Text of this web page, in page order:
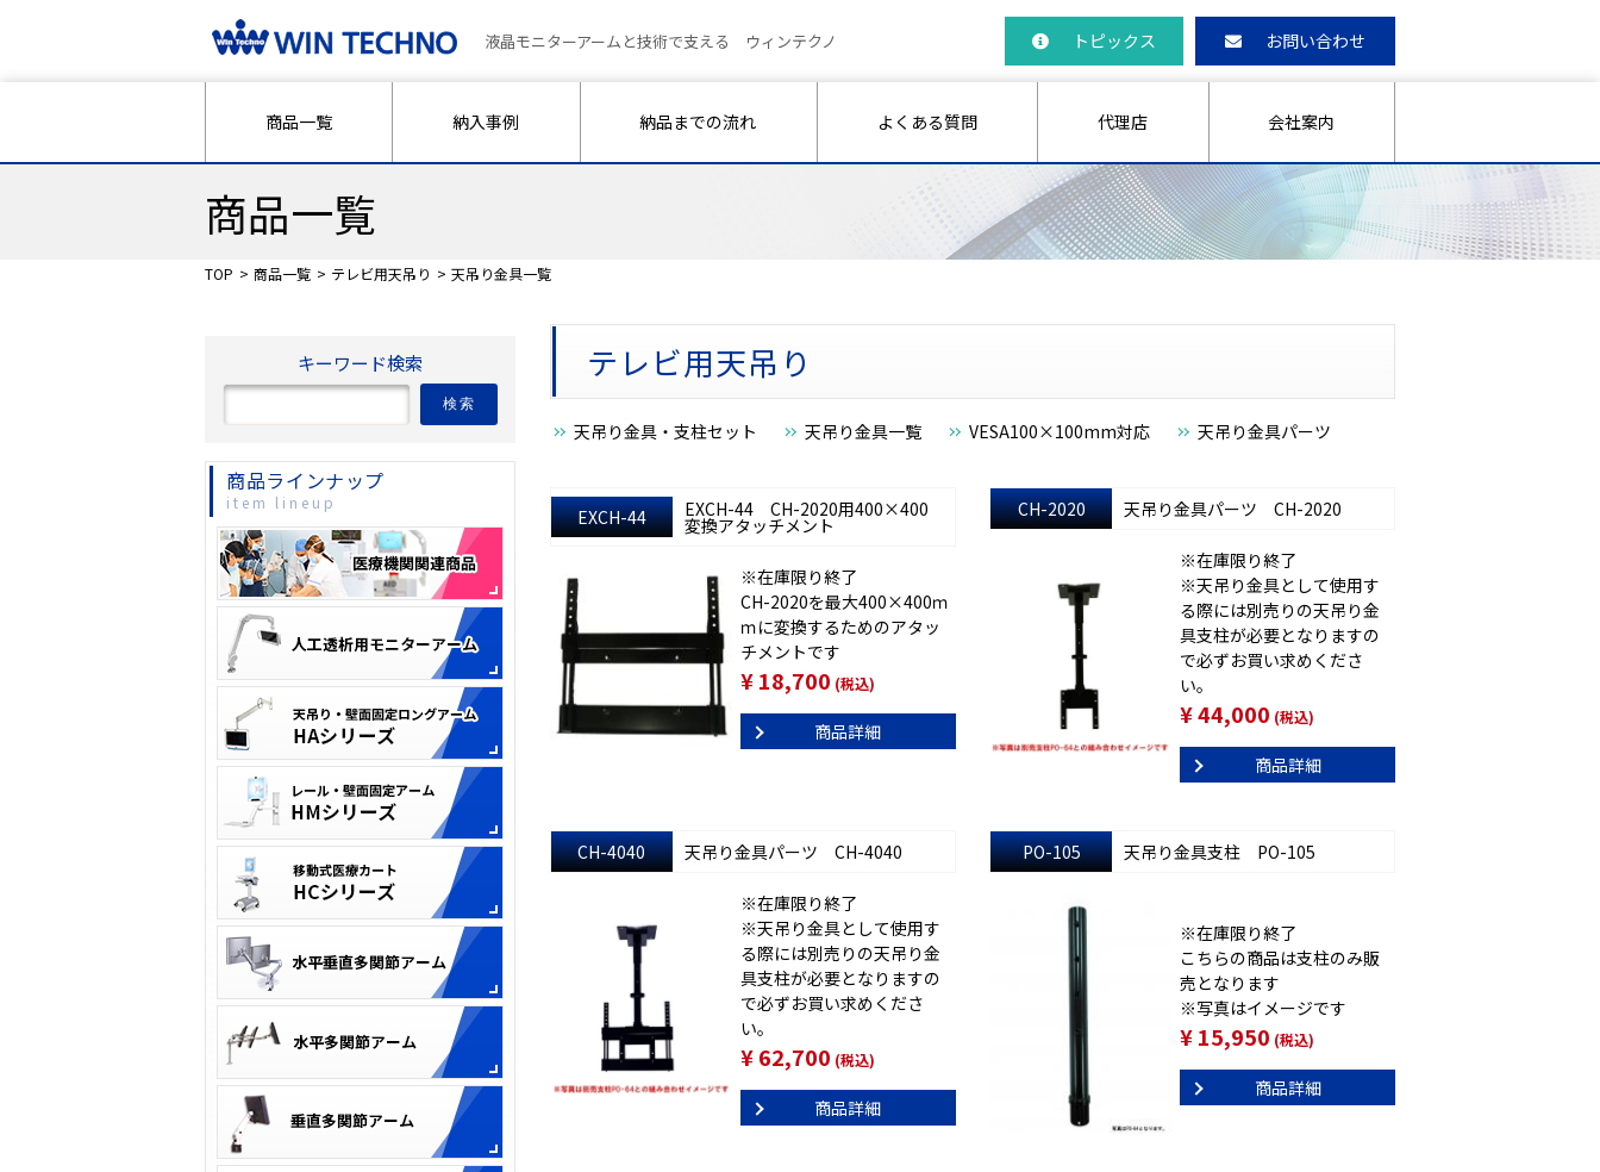
液晶モニターアームと技術で支える ウィンテクノ トピックス お問い合わせ
商品一覧 納入事例 納品までの流れ よくある質問 代理店 会社案内
商品一覧
TOP 商品一覧 テレビ用天吊り 天吊り金具一覧
テレビ用天吊り
天吊り金具・支柱セット 天吊り金具一覧 VESA100×100mm対応 天吊り金具パーツ
EXCH-44 EXCH-44 CH-2020用400×400
変換アタッチメント
※在庫限り終了
CH-2020を最大400×400ｍ
ｍに変換するためのアタッ
チメントです
¥ 18,700 (税込)
商品詳細
CH-2020 天吊り金具パーツ CH-2020
※在庫限り終了
※天吊り金具として使用す
る際には別売りの天吊り金
具支柱が必要となりますの
で必ずお買い求めくださ
い。
¥ 44,000 (税込)
商品詳細
CH-4040 天吊り金具パーツ CH-4040
※在庫限り終了
※天吊り金具として使用す
る際には別売りの天吊り金
具支柱が必要となりますの
で必ずお買い求めくださ
い。
¥ 62,700 (税込)
商品詳細
PO-105 天吊り金具支柱 PO-105
※在庫限り終了
こちらの商品は支柱のみ販
売となります
※写真はイメージです
¥ 15,950 (税込)
商品詳細
キーワード検索
検索
商品ラインナップ
item lineup